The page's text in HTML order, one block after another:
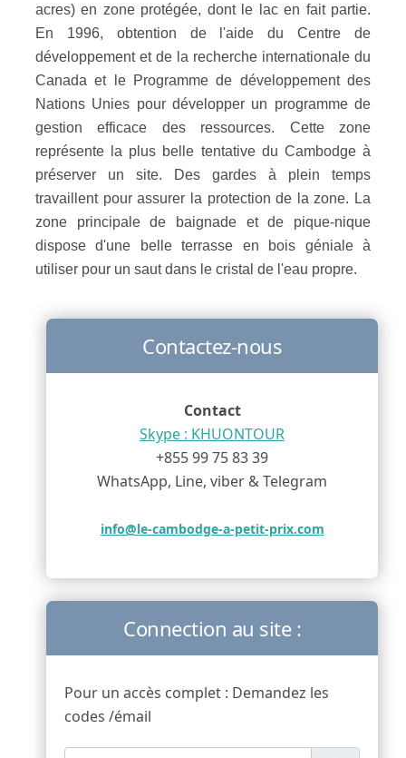
acres) en zone protégée, dont le lac en fait partie.
En 1996, obtention de l'aide du Centre de
développement et de la recherche internationale du
Canada et le Programme de développement des
Nations Unies pour développer un programme de
gestion efficace des ressources. Cette zone
représente la plus belle tentative du Cambodge à
préserver un site. Des gardes à plein temps
travaillent pour assurer la protection de la zone. La
zone principale de baignade et de pique-nique
dispose d'une belle terrasse en bois géniale à
utiliser pour un saut dans le cristal de l'eau propre.
Contactez-nous
Contact
Skype : KHUONTOUR
+855 99 75 83 39
WhatsApp, Line, viber & Telegram
info@le-cambodge-a-petit-prix.com
Connection au site :
Pour un accès complet : Demandez les
codes /émail